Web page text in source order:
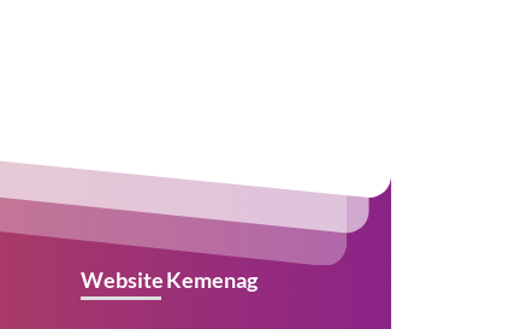
Website Kemenag